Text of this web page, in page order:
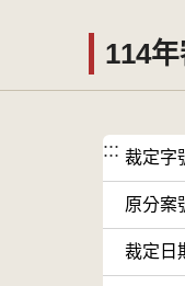
114
::: 裁定字
原分案
裁定日